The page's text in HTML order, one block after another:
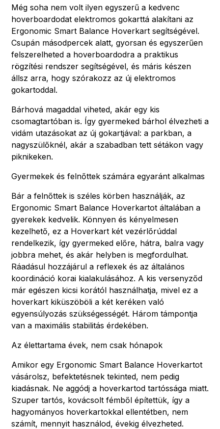
Még soha nem volt ilyen egyszerű a kedvenc
hoverboardodat elektromos gokarttá alakítani az
Ergonomic Smart Balance Hoverkart segítségével.
Csupán másodpercek alatt, gyorsan és egyszerűen
felszerelheted a hoverboardodra a praktikus
rögzítési rendszer segítségével, és máris készen
állsz arra, hogy szórakozz az új elektromos
gokartoddal.
Bárhová magaddal viheted, akár egy kis
csomagtartóban is. Így gyermeked bárhol élvezheti a
vidám utazásokat az új gokartjával: a parkban, a
nagyszülőknél, akár a szabadban tett sétákon vagy
piknikeken.
Gyermekek és felnőttek számára egyaránt alkalmas
Bár a felnőttek is széles körben használják, az
Ergonomic Smart Balance Hoverkartot általában a
gyerekek kedvelik. Könnyen és kényelmesen
kezelhető, ez a Hoverkart két vezérlőrúddal
rendelkezik, így gyermeked előre, hátra, balra vagy
jobbra mehet, és akár helyben is megfordulhat.
Ráadásul hozzájárul a reflexek és az általános
koordináció korai kialakulásához. A kis versenyződ
már egészen kicsi korától használhatja, mivel ez a
hoverkart kiküszöböli a két keréken való
egyensúlyozás szükségességét. Három támpontja
van a maximális stabilitás érdekében.
Az élettartama évek, nem csak hónapok
Amikor egy Ergonomic Smart Balance Hoverkartot
vásárolsz, befektetésnek tekinted, nem pedig
kiadásnak. Ne aggódj a hoverkartod tartóssága miatt.
Szuper tartós, kovácsolt fémből építettük, így a
hagyományos hoverkartokkal ellentétben, nem
számít, mennyit használod, évekig élvezheted.